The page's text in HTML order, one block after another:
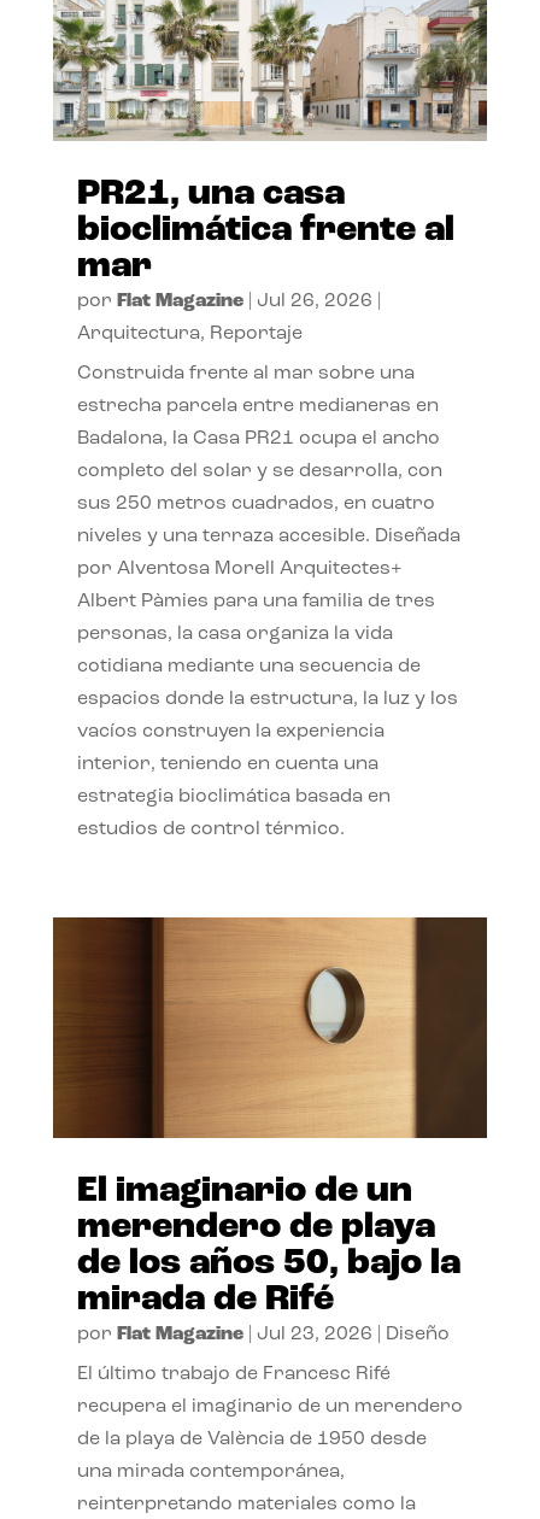
PR21, una casa
bioclimática frente al
mar
por Flat Magazine| Jul 26, 2026
Arquitectura, Reportaje
Construida frente al mar sobre una
estrecha parcela entre medianeras en
Badalona, la Casa PR21 ocupa el ancho
completo del solar y se desarrolla, con
sus 250 metros cuadrados, en cuatro
niveles y una terraza accesible. Diseñada
por Alventosa Morell Arquitectes+
Albert Pàmies para una familia de tres
personas, la casa organiza la vida
cotidiana mediante una secuencia de
espacios donde la estructura, la luz y los
vacíos construyen la experiencia
interior, teniendo en cuenta una
estrategia bioclimática basada en
estudios de control térmico.
El imaginario de un
merendero de playa
de los años 50, bajo la
mirada de Rifé
por Flat Magazine| Jul 23, 2026 Diseño
El último trabajo de Francesc Rifé
recupera el imaginario de un merendero
de la playa de València de 1950 desde
una mirada contemporánea,
reinterpretando materiales como la